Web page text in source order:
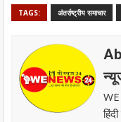
TAGS: अंतर्राष्ट्रीय समाचार
WE